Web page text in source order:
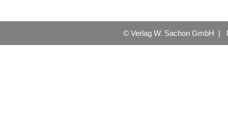
© Verlag W. Sachon GmbH |